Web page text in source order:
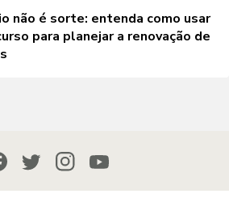
não é sorte: entenda como usar
para planejar a renovação de